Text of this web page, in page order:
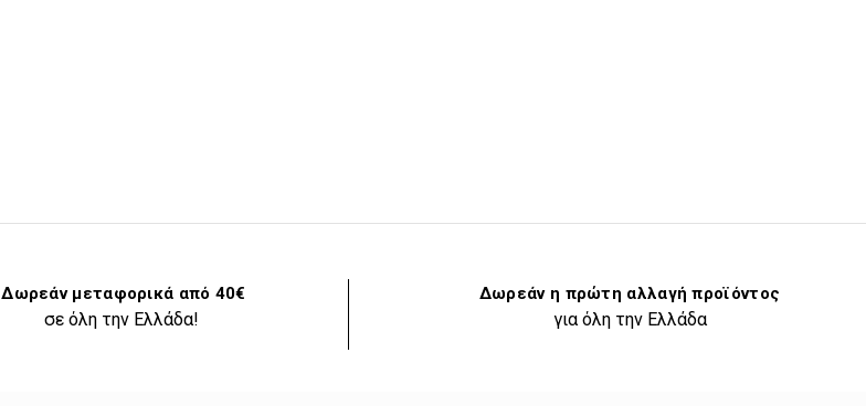
Δωρεάν μεταφορικά από 40€
σε όλη την Ελλάδα!
Δωρεάν η πρώτη αλλαγή προϊόντος
για όλη την Ελλάδα